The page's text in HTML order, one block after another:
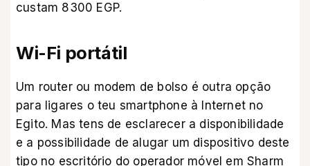
custam 8300 EGP.
Wi-Fi portátil
Um router ou modem de bolso é outra opção
para ligares o teu smartphone à Internet no
Egito. Mas tens de esclarecer a disponibilidade
e a possibilidade de alugar um dispositivo deste
tipo no escritório do operador móvel em Sharm